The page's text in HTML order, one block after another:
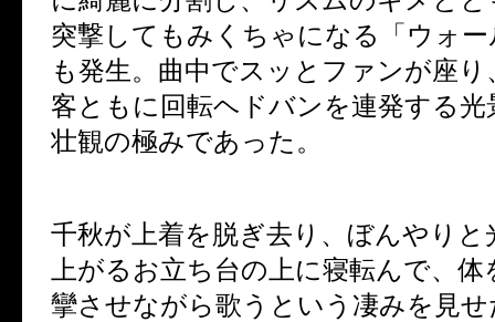
突撃してもみくちゃになる「ウォ
も発生。曲中でスッとファンが座
客ともに回転ヘドバンを連発する光
壮観の極みであった。
千秋が上着を脱ぎ去り、ぼんやりと
上がるお立ち台の上に寝転んで、
攣させながら歌うという凄みを見せ